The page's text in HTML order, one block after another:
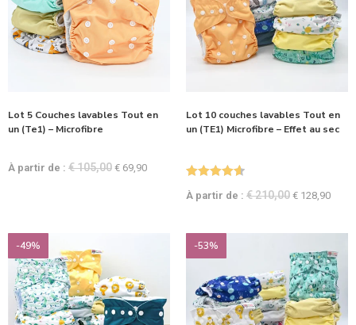
Lot 5 Couches lavables Tout en
un (Te1) – Microfibre
À partir de : €105,00 € 69,90
Lot 10 couches lavables Tout en
un (TE1) Microfibre – Effet au sec
sur 5
À partir de : €210,00 € 128,90
-49% -53%